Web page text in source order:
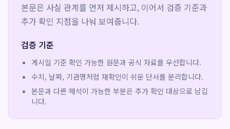
본문은 사실 관계를 먼저 제시하고, 이어서 검증 기준과
추가 확인 지점을 나눠 보여줍니다.
검증 기준
게시일 기준 확인 가능한 원문과 공식 자료를 우선합니다.
수치, 날짜, 기관명처럼 재확인이 쉬운 단서를 분리합니다.
본문과 다른 해석이 가능한 부분은 추가 확인 대상으로 남깁
니다.